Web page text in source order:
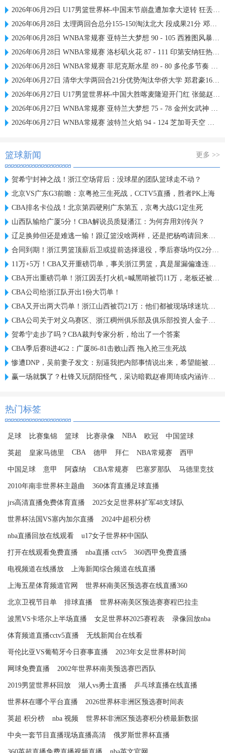
2026年06月29日 U17男篮世界杯-中国末节崩盘遭加拿大逆转 狂丢40个后场篮板
2026年06月28日 太理两回合总分155-150淘汰北大 段成果21分 邓奕豪空砍24+8
2026年06月28日 WNBA常规赛 亚特兰大梦想 90 - 105 西雅图风暴 全场集锦
2026年06月28日 WNBA常规赛 洛杉矶火花 87 - 111 印第安纳狂热 全场集锦
2026年06月28日 WNBA常规赛 菲尼克斯水星 89 - 80 多伦多节奏 全场集锦
2026年06月27日 清华大学两回合21分优势淘汰华侨大学 郑君豪16分 虎建国23分
2026年06月27日 U17男篮世界杯-中国大胜喀麦隆迎开门红 张懿赵杰23+6
2026年06月27日 WNBA常规赛 亚特兰大梦想 75 - 78 金州女武神 全场集锦
2026年06月27日 WNBA常规赛 波特兰火焰 94 - 124 芝加哥天空 全场集锦
篮球新闻 更多 >>
贺希宁封神之战！浙江空场背后：没球星的团队篮球走不动？
北京VS广东G3前瞻：京粤抢三生死战，CCTV5直播，胜者PK上海
CBA排名卡位战！北京第四硬刚广东第五，京粤大战G1定生死
山西队输给广厦5分！CBA解说员质疑潘江：为何弃用刘传兴？
辽足换帅但还是难逃一输！跟辽篮没啥两样，还是把杨鸣请回来吧？
合同到期！浙江男篮顶薪后卫或提前选择退役，季后赛场均仅2分3板
11万+5万！CBA又开重磅罚单，事关浙江男篮，真是屋漏偏逢连夜雨
CBA开出重磅罚单！浙江因丢打火机+喊黑哨被罚11万，老板还被禁赛
CBA公司给浙江队开出1份大罚单！
CBA又开出两大罚单！浙江山西被罚21万：他们都被现场球迷坑惨了
CBA公司关于对义乌赛区、浙江稠州俱乐部及俱乐部投资人金子军处罚的函
贺希宁走步了吗？CBA裁判专家分析，给出了一个答案
CBA季后赛8进4G2：广厦86-81击败山西 拖入抢三生死战
惨遭DNP，吴前妻子发文：别逼我把内部事情说出来，希望能被尊重
赢一场就飘了？杜锋又玩阴阳怪气，采访暗戳赵睿周琦或内涵许利民
热门标签
足球 比赛集锦 篮球 比赛录像 NBA 欧冠 中国篮球
英超 皇家马德里 CBA 德甲 拜仁 NBA常规赛 西甲
中国足球 意甲 阿森纳 CBA常规赛 巴塞罗那队 马德里竞技
2010年南非世界杯主题曲 360体育直播足球直播
jrs高清直播免费体育直播 2025女足世界杯扩军48支球队
世界杯法国VS塞内加尔直播 2024中超积分榜
nba直播回放在线观看 u17女子世界杯中国队
打开在线观看免费直播 nba直播 cctv5 360西甲免费直播
电视频道在线播放 上海新闻综合频道在线直播
上海五星体育频道官网 世界杯南美区预选赛在线直播360
北京卫视节目单 排球直播 世界杯南美区预选赛赛程巴拉圭
波黑VS卡塔尔上半场直播 女足世界杯2025赛程表 录像回放nba
体育频道直播cctv5直播 无线新闻台在线看
哥伦比亚VS葡萄牙今日赛事直播 2023年女足世界杯时间
网球免费直播 2002年世界杯南美预选赛巴西队
2019男篮世界杯回放 湖人vs勇士直播 乒乓球直播在线直播
世界杯在哪个平台直播 2026世界杯非洲区预选赛时间表
英超 积分榜 nba 视频 世界杯非洲区预选赛积分榜最新数据
中央一套节目直播现场直播高清 俄罗斯世界杯直播